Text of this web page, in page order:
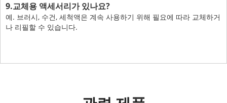
9.교체용 액세서리가 있나요?
예. 브러시, 수건, 세척액은 계속 사용하기 위해 필요에 따라 교체하거
나 리필할 수 있습니다.